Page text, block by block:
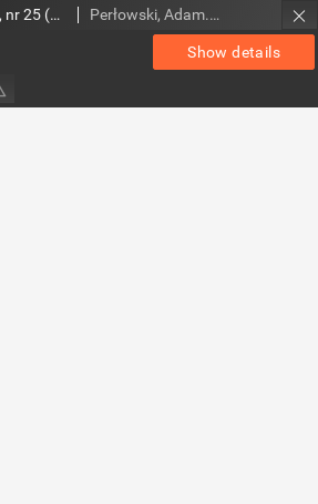
Show details
Słowo Ludu 2006 R.LVI, nr 25 (świętokrzyskie) Perłowski, Adam. Red.